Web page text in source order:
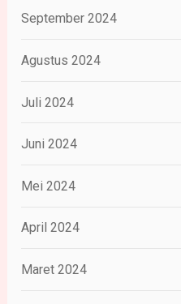
September 2024
Agustus 2024
Juli 2024
Juni 2024
Mei 2024
April 2024
Maret 2024